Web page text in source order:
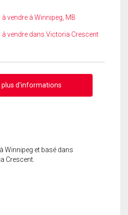
vendre à Winnipeg, MB
vendre dans Victoria Crescent
plus d'informations
Winnipeg et basé dans
Crescent.